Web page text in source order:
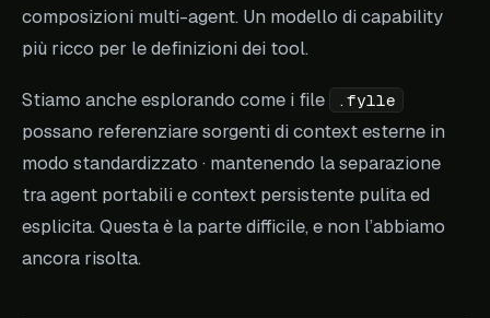
composizioni multi-agent. Un modello di capability
più ricco per le definizioni dei tool.
Stiamo anche esplorando come i file .fylle
possano referenziare sorgenti di context esterne in
modo standardizzato · mantenendo la separazione
tra agent portabili e context persistente pulita ed
esplicita. Questa è la parte difficile, e non l’abbiamo
ancora risolta.